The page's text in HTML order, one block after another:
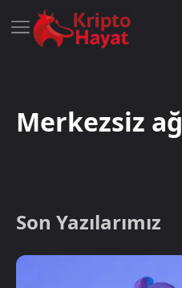
Merkezsiz ağ
Son Yazılarımız